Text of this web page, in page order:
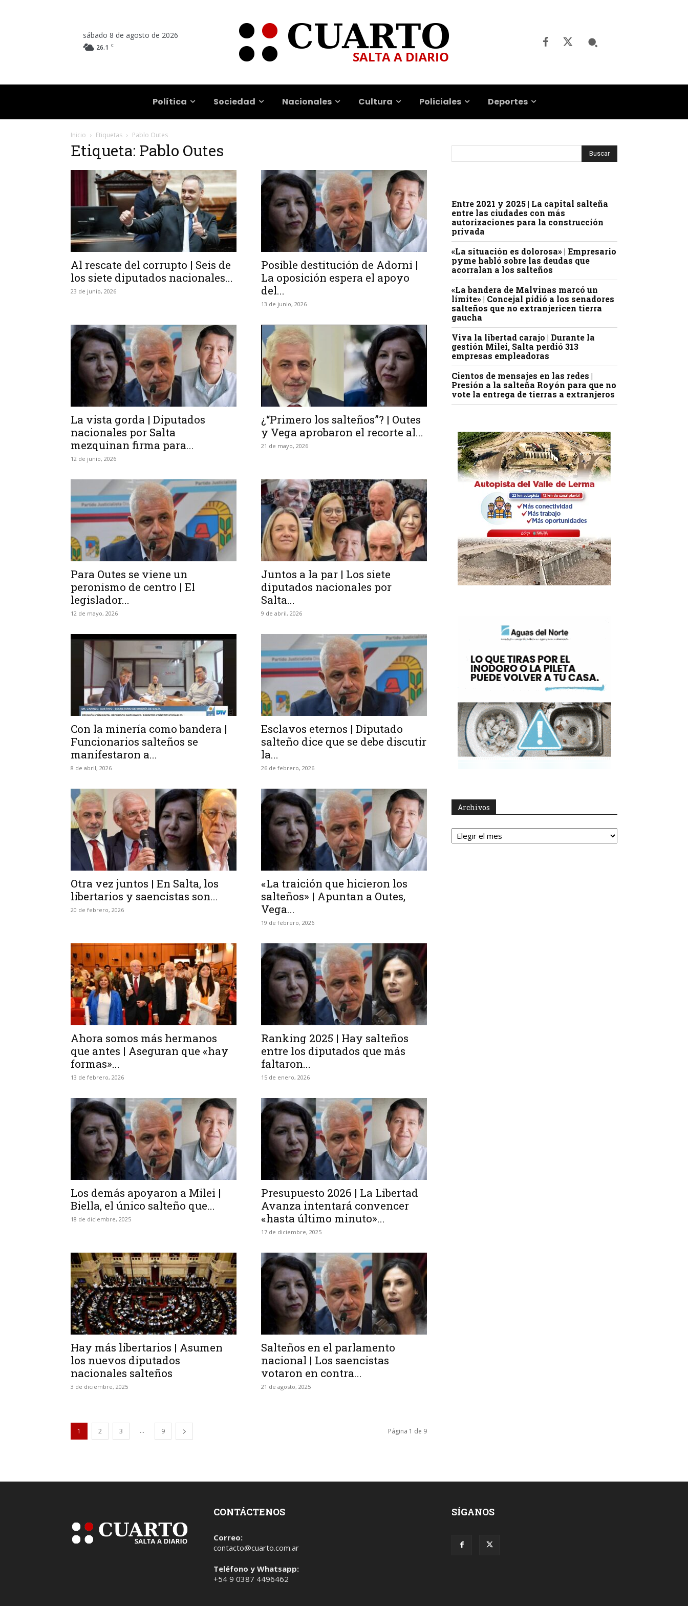
sábado 8 de agosto de 2026
26.1 C
Política Sociedad Nacionales Cultura Policiales Deportes
Inicio Etiquetas Pablo Outes
Etiqueta: Pablo Outes
Al rescate del corrupto | Seis de
los siete diputados nacionales...
23 de junio, 2026
Posible destitución de Adorni |
La oposición espera el apoyo
del...
13 de junio, 2026
La vista gorda | Diputados
nacionales por Salta
mezquinan firma para...
12 de junio, 2026
¿“Primero los salteños”? | Outes
y Vega aprobaron el recorte al...
21 de mayo, 2026
Para Outes se viene un
peronismo de centro | El
legislador...
12 de mayo, 2026
Juntos a la par | Los siete
diputados nacionales por
Salta...
9 de abril, 2026
Con la minería como bandera |
Funcionarios salteños se
manifestaron a...
8 de abril, 2026
Esclavos eternos | Diputado
salteño dice que se debe discutir
la...
26 de febrero, 2026
Otra vez juntos | En Salta, los
libertarios y saencistas son...
20 de febrero, 2026
«La traición que hicieron los
salteños» | Apuntan a Outes,
Vega...
19 de febrero, 2026
Ahora somos más hermanos
que antes | Aseguran que «hay
formas»...
13 de febrero, 2026
Ranking 2025 | Hay salteños
entre los diputados que más
faltaron...
15 de enero, 2026
Los demás apoyaron a Milei |
Biella, el único salteño que...
18 de diciembre, 2025
Presupuesto 2026 | La Libertad
Avanza intentará convencer
«hasta último minuto»...
17 de diciembre, 2025
Hay más libertarios | Asumen
los nuevos diputados
nacionales salteños
3 de diciembre, 2025
Salteños en el parlamento
nacional | Los saencistas
votaron en contra...
21 de agosto, 2025
1 2 3 ... 9 Página 1 de 9
Entre 2021 y 2025 | La capital salteña
entre las ciudades con más
autorizaciones para la construcción
privada
«La situación es dolorosa» | Empresario
pyme habló sobre las deudas que
acorralan a los salteños
«La bandera de Malvinas marcó un
límite» | Concejal pidió a los senadores
salteños que no extranjericen tierra
gaucha
Viva la libertad carajo | Durante la
gestión Milei, Salta perdió 313
empresas empleadoras
Cientos de mensajes en las redes |
Presión a la salteña Royón para que no
vote la entrega de tierras a extranjeros
Archivos
Archivos
CONTÁCTENOS
Correo:
contacto@cuarto.com.ar
Teléfono y Whatsapp:
+54 9 0387 4496462
SÍGANOS